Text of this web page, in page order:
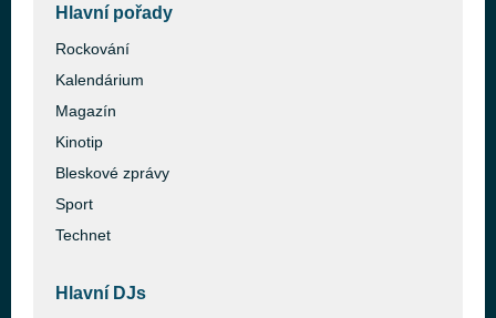
Hlavní pořady
Rockování
Kalendárium
Magazín
Kinotip
Bleskové zprávy
Sport
Technet
Hlavní DJs